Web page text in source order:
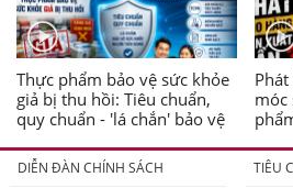
Thực phẩm bảo vệ sức khỏe
giả bị thu hồi: Tiêu chuẩn,
quy chuẩn - 'lá chắn' bảo vệ
móc
DIỄN ĐÀN CHÍNH SÁCH TIÊU